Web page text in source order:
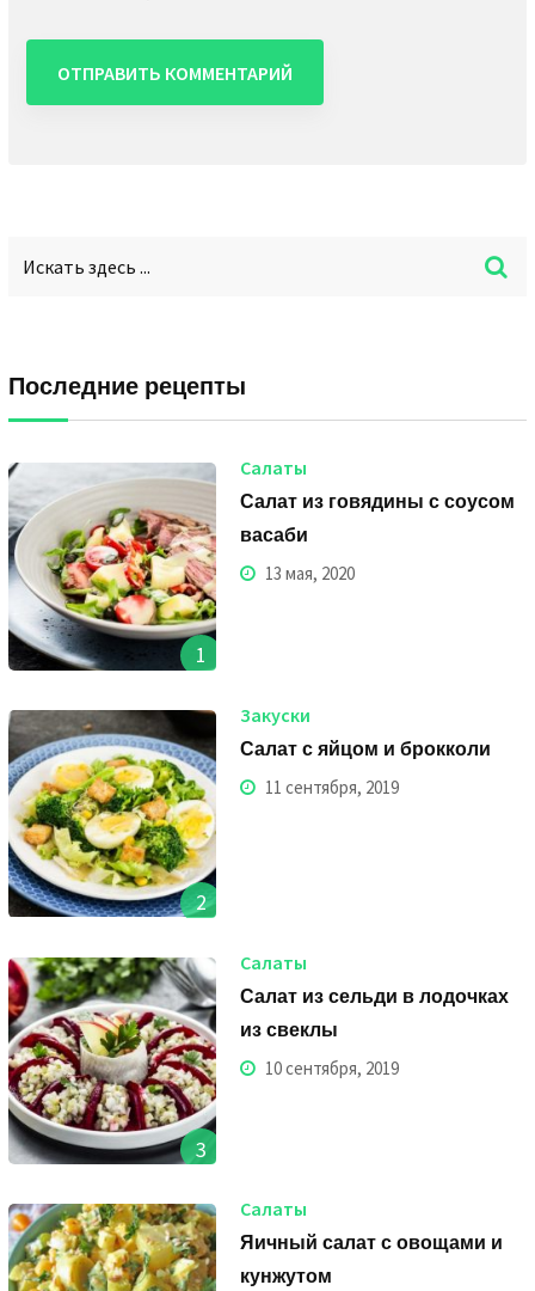
Последние рецепты
1
Салаты
Салат из говядины с соусом
васаби
13 мая, 2020
2
Закуски
Салат с яйцом и брокколи
11 сентября, 2019
3
Салаты
Салат из сельди в лодочках
из свеклы
10 сентября, 2019
Салаты
Яичный салат с овощами и
кунжутом